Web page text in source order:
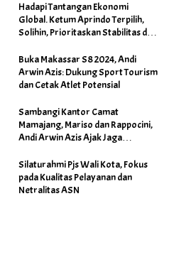
Hadapi Tantangan Ekonomi
Global. Ketum Aprindo Terpilih,
Solihin, Prioritaskan Stabilitas dan
Buka Makassar S8 2024, Andi
Arwin Azis: Dukung Sport Tourism
dan Cetak Atlet Potensial
Sambangi Kantor Camat
Mamajang, Mariso dan Rappocini,
Andi Arwin Azis Ajak Jaga
Program Sabtu Bersih
Silaturahmi Pjs Wali Kota, Fokus
pada Kualitas Pelayanan dan
Netralitas ASN